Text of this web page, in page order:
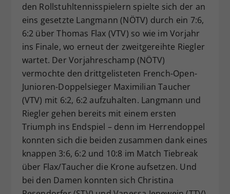
den Rollstuhltennisspielern spielte sich der an
eins gesetzte Langmann (NÖTV) durch ein 7:6,
6:2 über Thomas Flax (VTV) so wie im Vorjahr
ins Finale, wo erneut der zweitgereihte Riegler
wartet. Der Vorjahreschamp (NÖTV)
vermochte den drittgelisteten French-Open-
Junioren-Doppelsieger Maximilian Taucher
(VTV) mit 6:2, 6:2 aufzuhalten. Langmann und
Riegler gehen bereits mit einem ersten
Triumph ins Endspiel – denn im Herrendoppel
konnten sich die beiden zusammen dank eines
knappen 3:6, 6:2 und 10:8 im Match Tiebreak
über Flax/Taucher die Krone aufsetzen. Und
bei den Damen konnten sich Christina